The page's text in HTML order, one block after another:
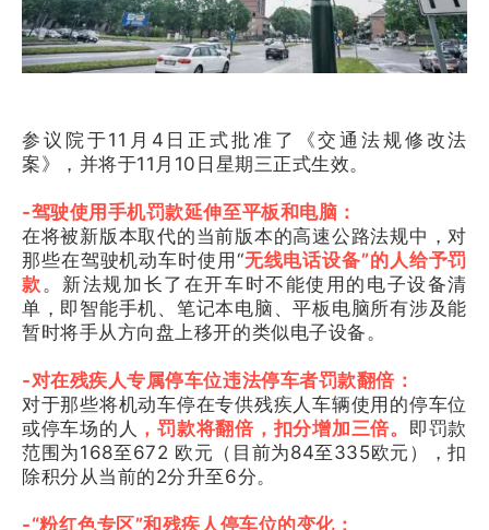
参议院于11月4日正式批准了《交通法规修改法
案》，并将于11月10日星期三正式生效。
-驾驶使用手机罚款延伸至平板和电脑：
在将被新版本取代的当前版本的高速公路法规中，对
那些在驾驶机动车时使用“无线电话设备”的人给予罚
款 。新法规加长了在开车时不能使用的电子设备清
单，即智能手机、笔记本电脑、平板电脑所有涉及能
暂时将手从方向盘上移开的类似电子设备。
-对在残疾人专属停车位违法停车者罚款翻倍：
对于那些将机动车停在专供残疾人车辆使用的停车位
或停车场的人 ，罚款将翻倍，扣分增加三倍。 即罚款
范围为168至672 欧元（目前为84至335欧元），扣
除积分从当前的2分升至6分。
-“粉红色专区”和残疾人停车位的变化：